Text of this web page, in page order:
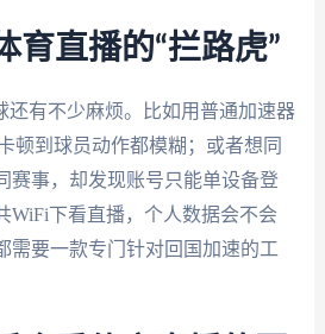
育直播的“拦路虎”
还有不少麻烦。比如用普通加速器
顿到球员动作都模糊；或者想同
赛事，却发现账号只能单设备登
WiFi下看直播，个人数据会不会
需要一款专门针对回国加速的工